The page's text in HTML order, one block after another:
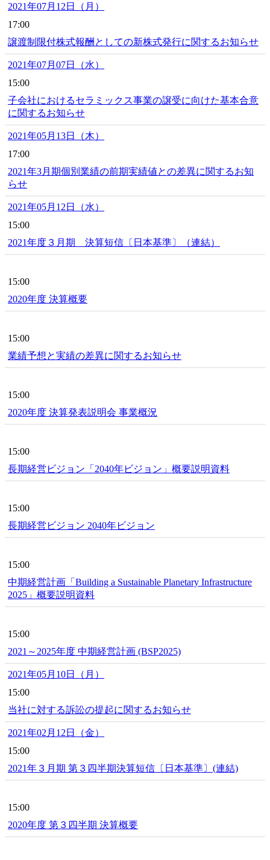
2021年07月12日（月）
17:00
譲渡制限付株式報酬としての新株式発行に関するお知らせ
2021年07月07日（水）
15:00
子会社におけるセラミックス事業の譲受に向けた基本合意
に関するお知らせ
2021年05月13日（木）
17:00
2021年3月期個別業績の前期実績値との差異に関するお知
らせ
2021年05月12日（水）
15:00
2021年度３月期 決算短信〔日本基準〕（連結）
15:00
2020年度 決算概要
15:00
業績予想と実績の差異に関するお知らせ
15:00
2020年度 決算発表説明会 事業概況
15:00
長期経営ビジョン「2040年ビジョン」概要説明資料
15:00
長期経営ビジョン 2040年ビジョン
15:00
中期経営計画「Building a Sustainable Planetary Infrastructure
2025」概要説明資料
15:00
2021～2025年度 中期経営計画 (BSP2025)
2021年05月10日（月）
15:00
当社に対する訴訟の提起に関するお知らせ
2021年02月12日（金）
15:00
2021年３月期 第３四半期決算短信〔日本基準〕(連結)
15:00
2020年度 第３四半期 決算概要